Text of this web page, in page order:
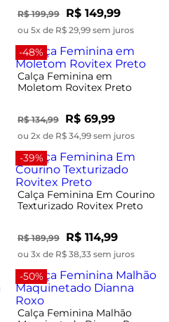
R$ 199,99 R$ 149,99
ou 5x de R$ 29,99 sem juros
-48%
Calça Feminina em
Moletom Rovitex Preto
R$ 134,99 R$ 69,99
ou 2x de R$ 34,99 sem juros
-39%
Calça Feminina Em Courino
Texturizado Rovitex Preto
R$ 189,99 R$ 114,99
ou 3x de R$ 38,33 sem juros
-50%
Calça Feminina Malhão